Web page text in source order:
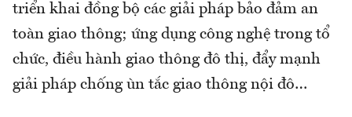
triển khai đồng bộ các giải pháp bảo đảm an
toàn giao thông; ứng dụng công nghệ trong tổ
chức, điều hành giao thông đô thị, đẩy mạnh
giải pháp chống ùn tắc giao thông nội đô…